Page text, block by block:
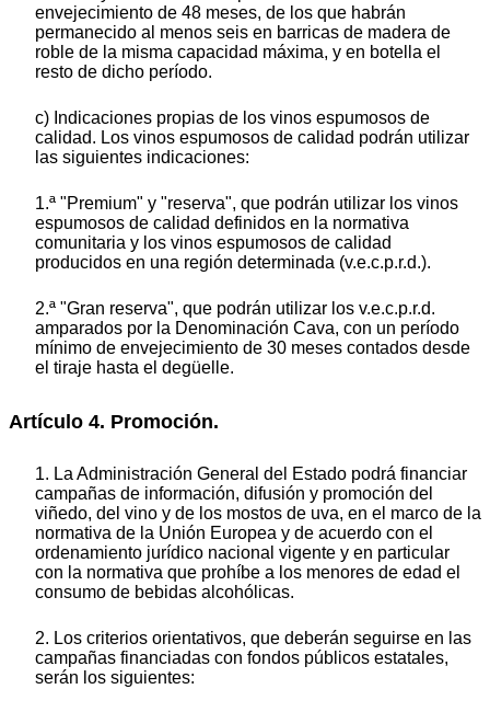
envejecimiento de 48 meses, de los que habrán
permanecido al menos seis en barricas de madera de
roble de la misma capacidad máxima, y en botella el
resto de dicho período.
c) Indicaciones propias de los vinos espumosos de
calidad. Los vinos espumosos de calidad podrán utilizar
las siguientes indicaciones:
1.ª "Premium" y "reserva", que podrán utilizar los vinos
espumosos de calidad definidos en la normativa
comunitaria y los vinos espumosos de calidad
producidos en una región determinada (v.e.c.p.r.d.).
2.ª "Gran reserva", que podrán utilizar los v.e.c.p.r.d.
amparados por la Denominación Cava, con un período
mínimo de envejecimiento de 30 meses contados desde
el tiraje hasta el degüelle.
Artículo 4. Promoción.
1. La Administración General del Estado podrá financiar
campañas de información, difusión y promoción del
viñedo, del vino y de los mostos de uva, en el marco de la
normativa de la Unión Europea y de acuerdo con el
ordenamiento jurídico nacional vigente y en particular
con la normativa que prohíbe a los menores de edad el
consumo de bebidas alcohólicas.
2. Los criterios orientativos, que deberán seguirse en las
campañas financiadas con fondos públicos estatales,
serán los siguientes: